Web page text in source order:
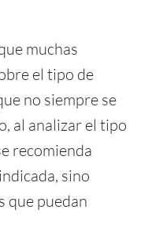
muchas
el tipo de
no siempre se
al analizar el tipo
recomienda
sino
que puedan